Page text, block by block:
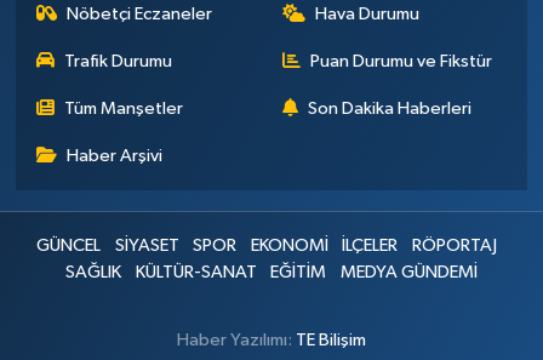
Nöbetçi Eczaneler Hava Durumu
Trafik Durumu Puan Durumu ve Fikstür
Tüm Manşetler Son Dakika Haberleri
Haber Arşivi
GÜNCEL SİYASET SPOR EKONOMİ İLÇELER
RÖPORTAJ
SAĞLIK
KÜLTÜR-SANAT EĞİTİM MEDYA GÜNDEMİ
Haber Yazılımı: TE Bilişim